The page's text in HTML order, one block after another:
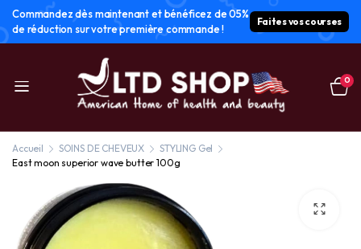
Commandez dès maintenant et bénéficez de 05%
de réduction sur votre première commande !
Faites vos courses
0
Accueil SOINS DE CHEVEUX
STYLING Gel
East moon superior wave butter 100g